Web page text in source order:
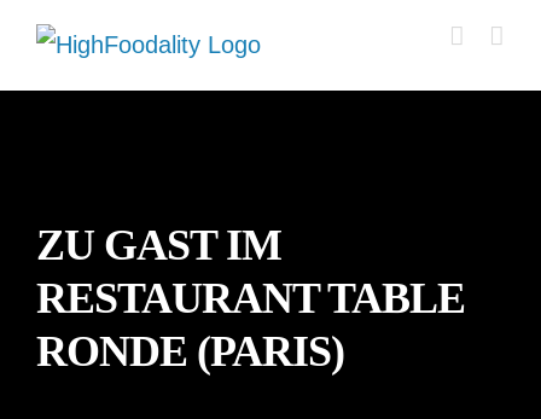
Zum
Inhalt
ZU GAST IM
RESTAURANT TABLE
RONDE (PARIS)